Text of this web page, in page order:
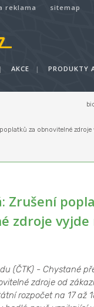
reklama sitemap
| AKCE | PRODUKTY
za obnovitelné
Zrušení
zdroje vyjde
(ČTK) - Chystané
zdroje od
rozpočet na 17 až